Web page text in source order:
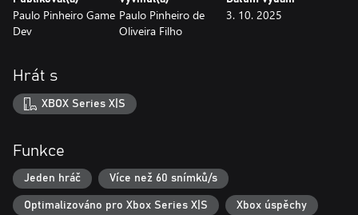
Paulo Pinheiro Game
Dev
Paulo Pinheiro de
Oliveira Filho
3. 10. 2025
Hrát s
XBOX Series X|S
Funkce
Jeden hráč Více než 60 snímků/s
Optimalizováno pro Xbox Series X|S Xbox úspěchy